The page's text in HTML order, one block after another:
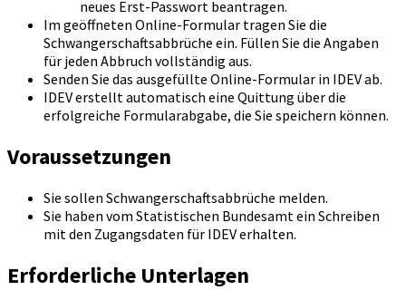
neues Erst-Passwort beantragen.
Im geöffneten Online-Formular tragen Sie die
Schwangerschaftsabbrüche ein. Füllen Sie die Angaben
für jeden Abbruch vollständig aus.
Senden Sie das ausgefüllte Online-Formular in IDEV ab.
IDEV erstellt automatisch eine Quittung über die
erfolgreiche Formularabgabe, die Sie speichern können.
Voraussetzungen
Sie sollen Schwangerschaftsabbrüche melden.
Sie haben vom Statistischen Bundesamt ein Schreiben
mit den Zugangsdaten für IDEV erhalten.
Erforderliche Unterlagen